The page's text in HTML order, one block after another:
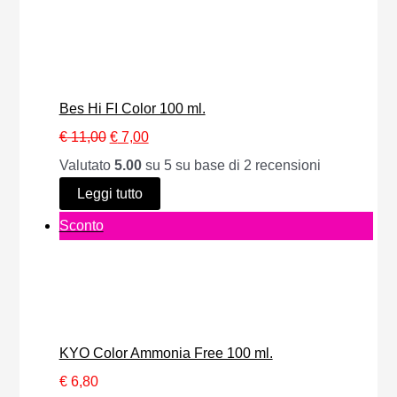
o
i
n
e
Bes Hi FI Color 100 ml.
€11,00 I
l
p
o
€7,00I
l
a
Valutato 5.00su 5 su base di 2 recensioni
Leggi tutto
ScontoP
KYO Color Ammonia Free 100 ml.
€6,80